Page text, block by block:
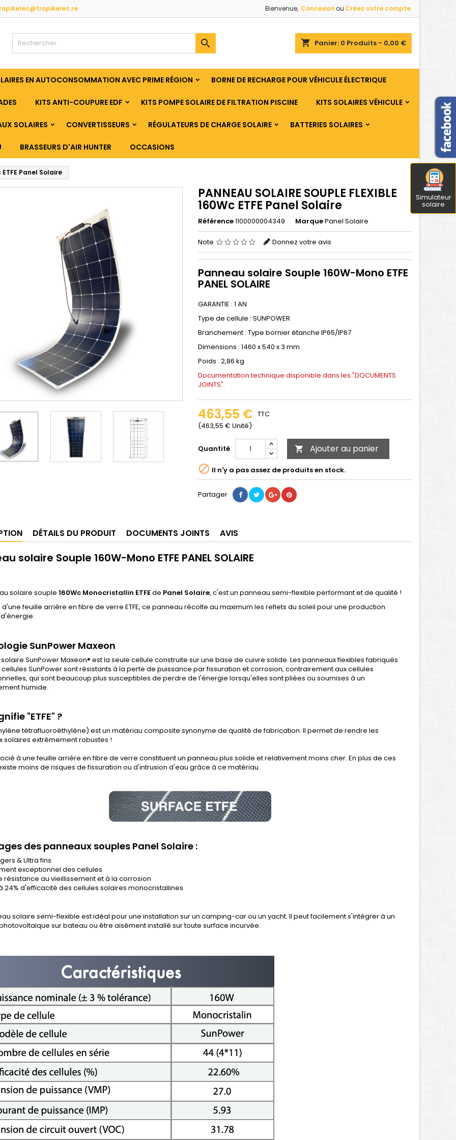
Bienvenue, Connexionou Créez votre compte
shopping_cart Panier: 0 Produits - 0,00 €

EN AUTOCONSOMMATION AVEC PRIME RÉGION BORNE DE RECHARGE POUR VÉHICULE ÉLECTRIQUE
KITS ANTI-COUPURE EDF KITS POMPE SOLAIRE DE FILTRATION PISCINE KITS SOLAIRES VÉHICULE
SOLAIRES CONVERTISSEURS RÉGULATEURS DE CHARGE SOLAIRE BATTERIES SOLAIRES
BRASSEURS D'AIR HUNTER OCCASIONS
ETFE Panel Solaire
PANNEAU SOLAIRE SOUPLE FLEXIBLE
160Wc ETFE Panel Solaire
Référence1100000004349 MarquePanel Solaire
Note Donnez votre avis
Panneau solaire Souple 160W-Mono ETFE
PANEL SOLAIRE
GARANTIE : 1 AN
Type de cellule : SUNPOWER
Branchement : Type bornier étanche IP65/IP67
Dimensions : 1460 x 540 x 3 mm
Poids : 2,86 kg
Documentation technique disponible dans les "DOCUMENTS
JOINTS".
463,55 €
(463,55 € Unité)
TTC
Quantité  Ajouter au panier
 Il n'y a pas assez de produits en stock.
Partager
DÉTAILS DU PRODUIT DOCUMENTS JOINTS AVIS
solaire Souple 160W-Mono ETFE PANEL SOLAIRE
solaire souple 160Wc Monocristallin ETFEde Panel Solaire, c'est un panneau semi-flexible performant et de qualité !
d'une feuille arrière en fibre de verre ETFE, ce panneau récolte au maximum les reflets du soleil pour une production
SunPower Maxeon
SunPower Maxeon® est la seule cellule construite sur une base de cuivre solide. Les panneaux flexibles fabriqués
SunPower sont résistants à la perte de puissance par fissuration et corrosion, contrairement aux cellules
qui sont beaucoup plus susceptibles de perdre de l'énergie lorsqu'elles sont pliées ou soumises à un
humide.
"ETFE" ?
tétrafluoroéthylène) est un matériau composite synonyme de qualité de fabrication. Il permet de rendre les
solaires extrêmement robustes !
à une feuille arrière en fibre de verre constituent un panneau plus solide et relativement moins cher. En plus de ces
moins de risques de fissuration ou d'intrusion d'eau grâce à ce matériau.
des panneaux souples Panel Solaire :
& Ultra fins
exceptionnel des cellules
résistance au vieillissement et à la corrosion
24% d'efficacité des cellules solaires monocristallines
solaire semi-flexible est idéal pour une installation sur un camping-car ou un yacht. Il peut facilement s'intégrer à un
sur bateau ou être aisément installé sur toute surface incurvée.
Simulateur
solaire